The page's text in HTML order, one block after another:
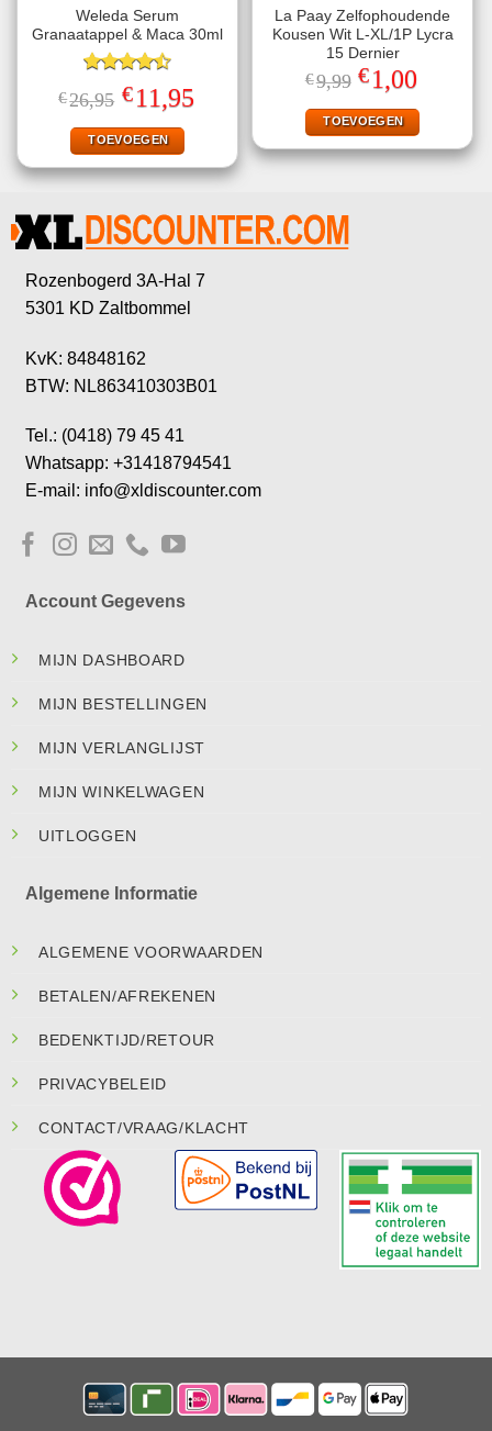
Weleda Serum
Granaatappel & Maca 30ml
Gewaardeerd
4.50uit 5
€26,95 Oorspronkelijke
prijs
was:
€26,95.
€11,95prijs
TOEVOEGEN
La Paay Zelfophoudende
Kousen Wit L-XL/1P Lycra
15 Dernier
€9,99 Oorspronkelijke
prijs
was:
€9,99.
€1,00
is:
€1,00.
TOEVOEGEN
Rozenbogerd 3A-Hal 7
5301 KD Zaltbommel
KvK: 84848162
BTW: NL863410303B01
Tel.: (0418) 79 45 41
Whatsapp: +31418794541
E-mail: info@xldiscounter.com
Account Gegevens
MIJN DASHBOARD
MIJN BESTELLINGEN
MIJN VERLANGLIJST
MIJN WINKELWAGEN
UITLOGGEN
Algemene Informatie
ALGEMENE VOORWAARDEN
BETALEN/AFREKENEN
BEDENKTIJD/RETOUR
PRIVACYBELEID
CONTACT/VRAAG/KLACHT